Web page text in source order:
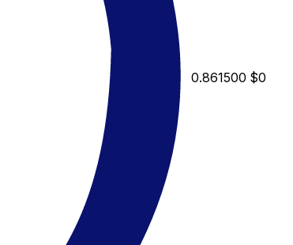
0.861500 $0